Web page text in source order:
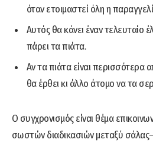
όταν ετοιμαστεί όλη η
Αυτός θα κάνει έναν τελευταίο
πάρει τα πιάτα.
Αν τα πιάτα είναι περισσότερα
θα έρθει κι άλλο άτομο να τα
Ο συγχρονισμός είναι θέμα
σωστών διαδικασιών μεταξύ